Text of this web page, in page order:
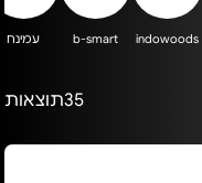
indowoods
b-smart עמינח
35תוצאות